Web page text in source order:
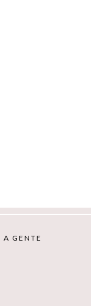
A GENTE